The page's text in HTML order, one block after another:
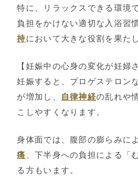
特に、リラックスできる環境
負担をかけない適切な入浴習
持において大きな役割を果た
【妊娠中の心身の変化が妊婦
妊娠すると、プロゲステロン
が増加し、
自律神経の乱れや
こしやすくなります。
身体面では、腹部の膨らみに
痛
、下半身への負担による「
る方もいます。